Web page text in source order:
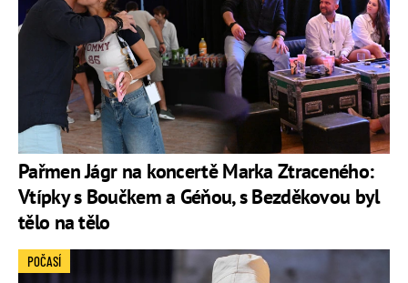
Pařmen Jágr na koncertě Marka Ztraceného:
Vtípky s Boučkem a Géňou, s Bezděkovou byl
tělo na tělo
POČASÍ